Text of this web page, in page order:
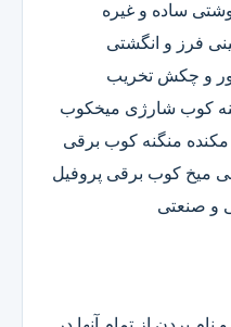
ساده و غیره
فرز و انگشتی
و چکش تخریب
کوب شارژی میخکوب
منگنه کوب برقی
میخ کوب برقی پروفیل
و صنعتی